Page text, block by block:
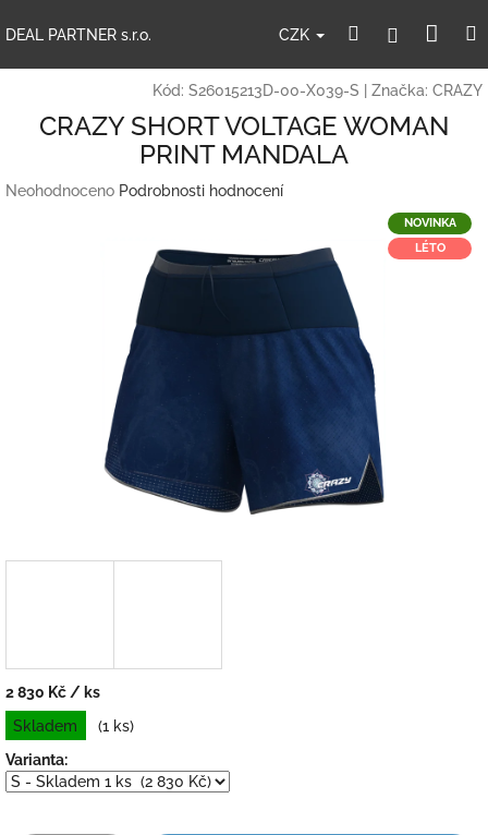
naDEAL PARTNER s.r.o. CZK HledatPřihlášení
Kód: S26015213D-00-X039-S Značka: CRAZY
CRAZY SHORT VOLTAGE WOMAN
PRINT MANDALA
Průměrné
Neohodnoceno Podrobnosti hodnocení
NOVINKA
LÉTO
2 830 Kč / ks
Měrná
cena:
Skladem
(1 ks)
Varianta: